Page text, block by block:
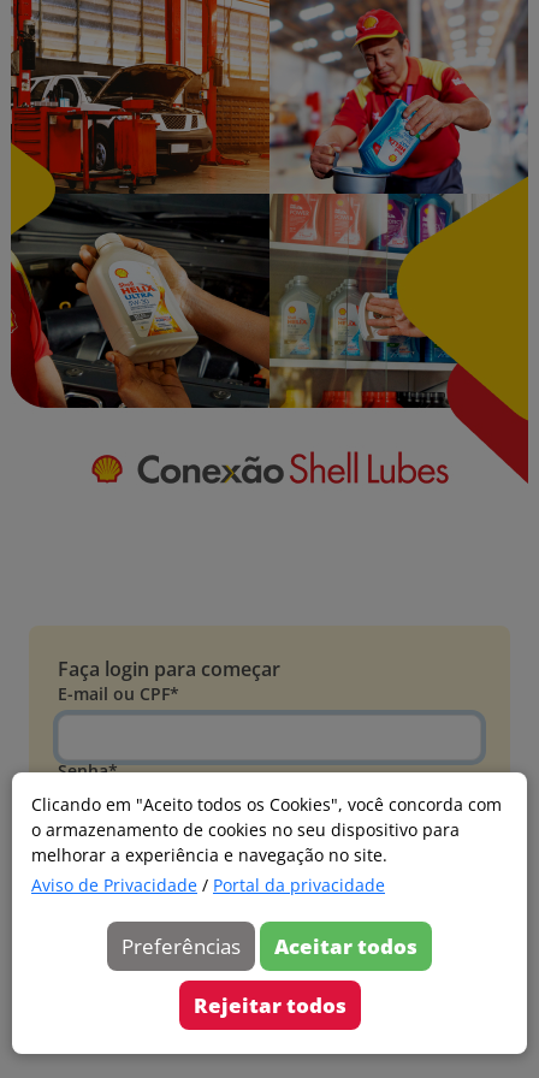
Clicando em "Aceito todos os Cookies", você concorda com
o armazenamento de cookies no seu dispositivo para
melhorar a experiência e navegação no site.
Aviso de Privacidade / Portal da privacidade
Preferências Aceitar todos
Rejeitar todos
Faça login para começar
E-mail ou CPF*
Senha*
Esqueci minha senha
Entrar
Acessar com Microsoft
Ainda não faz parte?
Cadastre-se
Versão 20260805.7